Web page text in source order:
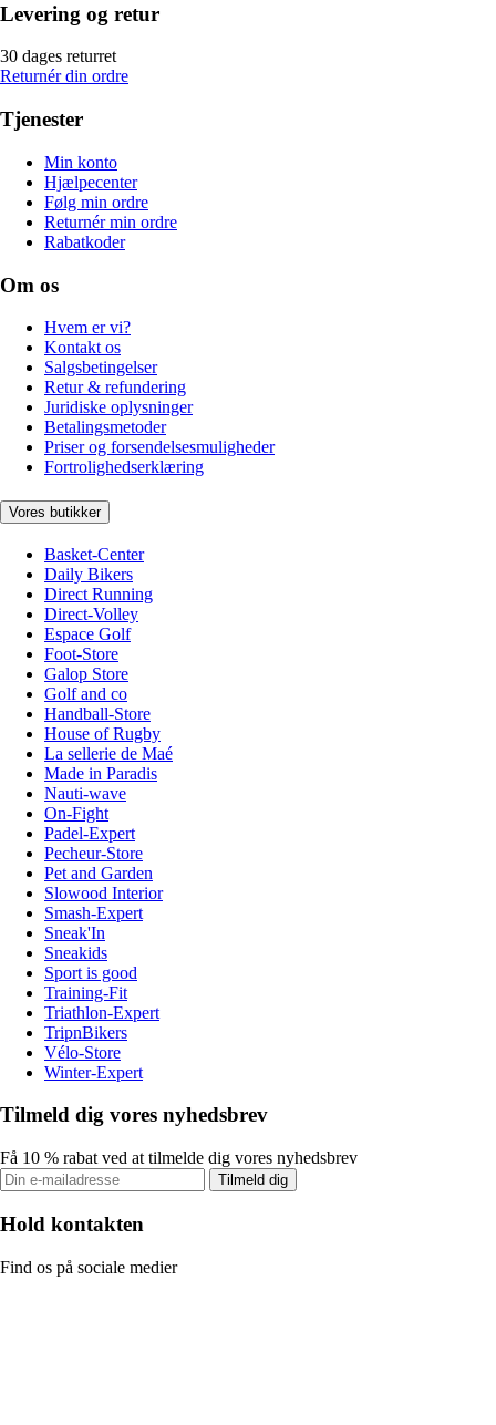
Levering og retur
30 dages returret
Returnér din ordre
Tjenester
Min konto
Hjælpecenter
Følg min ordre
Returnér min ordre
Rabatkoder
Om os
Hvem er vi?
Kontakt os
Salgsbetingelser
Retur & refundering
Juridiske oplysninger
Betalingsmetoder
Priser og forsendelsesmuligheder
Fortrolighedserklæring
Vores butikker
Basket-Center
Daily Bikers
Direct Running
Direct-Volley
Espace Golf
Foot-Store
Galop Store
Golf and co
Handball-Store
House of Rugby
La sellerie de Maé
Made in Paradis
Nauti-wave
On-Fight
Padel-Expert
Pecheur-Store
Pet and Garden
Slowood Interior
Smash-Expert
Sneak'In
Sneakids
Sport is good
Training-Fit
Triathlon-Expert
TripnBikers
Vélo-Store
Winter-Expert
Tilmeld dig vores nyhedsbrev
Få 10 % rabat ved at tilmelde dig vores nyhedsbrev
Tilmeld dig
Hold kontakten
Find os på sociale medier